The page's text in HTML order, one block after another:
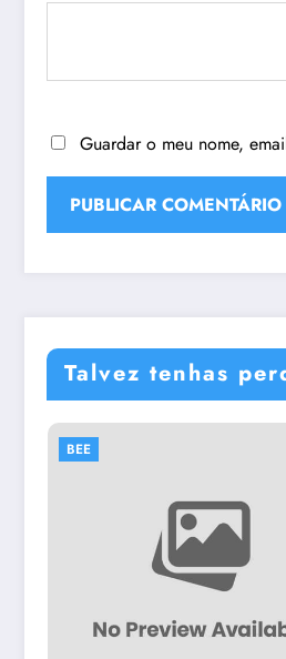
Guardar o meu nome,
Talvez tenhas